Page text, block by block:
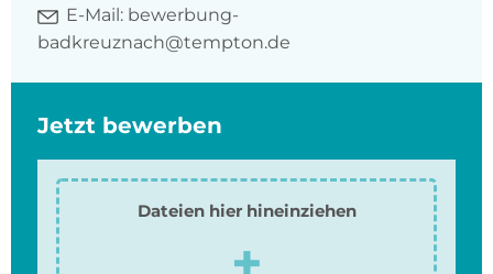
E-Mail: bewerbung-
badkreuznach@tempton.de
Jetzt bewerben
Dateien hier hineinziehen